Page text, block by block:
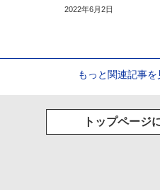
2022年6月2日
もっと関連記事を
トップページ